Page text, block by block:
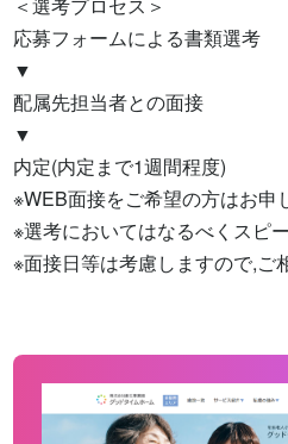
＜選考プロセス＞
応募フォームによる書類選考
▼
配属先担当者との面接
▼
内定(内定まで1週間程度)
※WEB面接をご希望の方はお申
※選考においてはなるべくスピ
※面接日等は考慮しますので,ご